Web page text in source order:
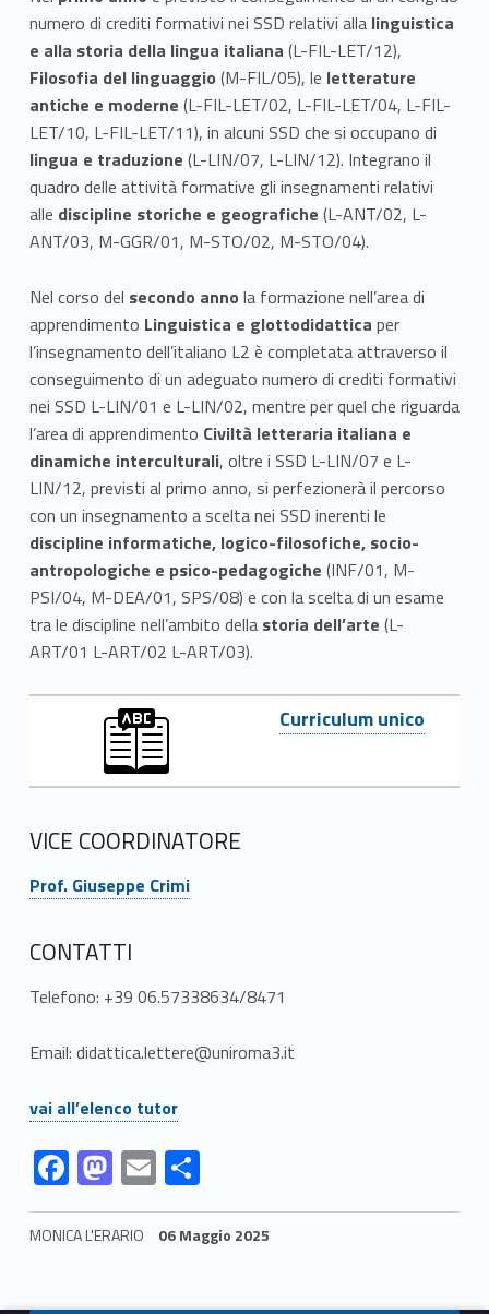
a
n
o
c
o
m
e
s
e
c
o
n
d
a
l
i
n
u
a
–
D
I
L
2
(
L
M
-
numero di crediti formativi nei SSD relativi alla linguistica
e alla storia della lingua italiana (L-FIL-LET/12),
Filosofia del linguaggio (M-FIL/05), le letterature
antiche e moderne (L-FIL-LET/02, L-FIL-LET/04, L-FIL-
LET/10, L-FIL-LET/11), in alcuni SSD che si occupano di
lingua e traduzione (L-LIN/07, L-LIN/12). Integrano il
quadro delle attività formative gli insegnamenti relativi
alle discipline storiche e geografiche (L-ANT/02, L-
ANT/03, M-GGR/01, M-STO/02, M-STO/04).
Nel corso del secondo anno la formazione nell’area di
apprendimento Linguistica e glottodidattica per
l’insegnamento dell’italiano L2 è completata attraverso il
conseguimento di un adeguato numero di crediti formativi
nei SSD L-LIN/01 e L-LIN/02, mentre per quel che riguarda
l’area di apprendimento Civiltà letteraria italiana e
dinamiche interculturali, oltre i SSD L-LIN/07 e L-
LIN/12, previsti al primo anno, si perfezionerà il percorso
con un insegnamento a scelta nei SSD inerenti le
discipline informatiche, logico-filosofiche, socio-
antropologiche e psico-pedagogiche (INF/01, M-
PSI/04, M-DEA/01, SPS/08) e con la scelta di un esame
tra le discipline nell’ambito della storia dell’arte (L-
ART/01 L-ART/02 L-ART/03).
Link identifier #identifier__105593-2
Curriculum unico
VICE COORDINATORE
Link identifier #identifier__113932-3
Prof. Giuseppe Crimi
CONTATTI
Telefono: +39 06.57338634/8471
Email: didattica.lettere@uniroma3.it
vai all’elenco tutor
Link identifier #identifier__135997-5
F
ac
e
Link identifier #identifier__190067-6 M
as
to
Link identifier #identifier__6231-7 E
m
ai
Link identifier #identifier__158845-8 C
o
n
MONICA L'ERARIO 06 Maggio 2025